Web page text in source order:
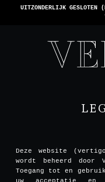
UITZONDERLIJK GESLOTEN
Deze website
wordt beheerd door
Toegang tot en